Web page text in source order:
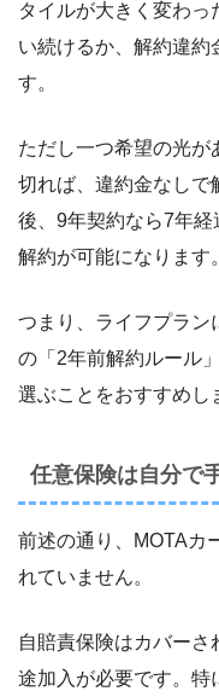
タイルが大きく変わ
い続けるか、解約違約
す。
ただし一つ希望の光が
切れば、違約金なしで
後、9年契約なら7年
解約が可能になります。
つまり、ライフプラン
の「2年前解約ルール
選ぶことをおすすめし
任意保険は自分で
前述の通り、MOTAカ
れていません。
自賠責保険はカバーさ
途加入が必要です。特